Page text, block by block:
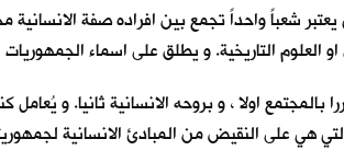
شعباً واحداً تجمع بين افراده صفة
العلوم التاريخية. و يطلق على اسماء
اولا ، و بروحه الانسانية ثانيا. و
هي على النقيض من المبادئ الانسانية